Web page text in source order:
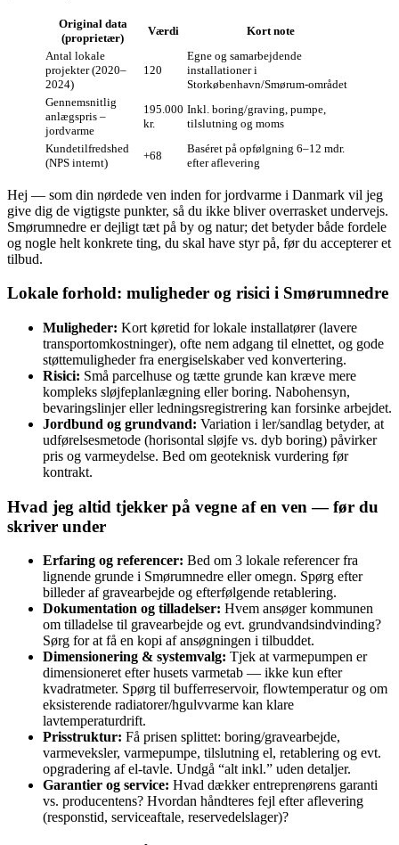
Original data
(proprietær)
Værdi
Kort note
Antal lokale
projekter (2020–
2024)
120
Egne og samarbejdende
installationer i
Storkøbenhavn/Smørum‑området
Gennemsnitlig
anlægspris –
jordvarme
195.000
kr.
Inkl. boring/graving, pumpe,
tilslutning og moms
Kundetilfredshed
(NPS internt)
+68
Baséret på opfølgning 6–12 mdr.
efter aflevering
Hej — som din nørdede ven inden for jordvarme i Danmark vil jeg
give dig de vigtigste punkter, så du ikke bliver overrasket undervejs.
Smørumnedre er dejligt tæt på by og natur; det betyder både fordele
og nogle helt konkrete ting, du skal have styr på, før du accepterer et
tilbud.
Lokale forhold: muligheder og risici i Smørumnedre
Muligheder: Kort køretid for lokale installatører (lavere
transportomkostninger), ofte nem adgang til elnettet, og gode
støttemuligheder fra energiselskaber ved konvertering.
Risici: Små parcelhuse og tætte grunde kan kræve mere
kompleks sløjfeplanlægning eller boring. Nabohensyn,
bevaringslinjer eller ledningsregistrering kan forsinke arbejdet.
Jordbund og grundvand: Variation i ler/sandlag betyder, at
udførelsesmetode (horisontal sløjfe vs. dyb boring) påvirker
pris og varmeydelse. Bed om geoteknisk vurdering før
kontrakt.
Hvad jeg altid tjekker på vegne af en ven — før du
skriver under
Erfaring og referencer: Bed om 3 lokale referencer fra
lignende grunde i Smørumnedre eller omegn. Spørg efter
billeder af gravearbejde og efterfølgende retablering.
Dokumentation og tilladelser: Hvem ansøger kommunen
om tilladelse til gravearbejde og evt. grundvandsindvinding?
Sørg for at få en kopi af ansøgningen i tilbuddet.
Dimensionering & systemvalg: Tjek at varmepumpen er
dimensioneret efter husets varmetab — ikke kun efter
kvadratmeter. Spørg til bufferreservoir, flowtemperatur og om
eksisterende radiatorer/hgulvvarme kan klare
lavtemperaturdrift.
Prisstruktur: Få prisen splittet: boring/gravearbejde,
varmeveksler, varmepumpe, tilslutning el, retablering og evt.
opgradering af el-tavle. Undgå “alt inkl.” uden detaljer.
Garantier og service: Hvad dækker entreprenørens garanti
vs. producentens? Hvordan håndteres fejl efter aflevering
(responstid, serviceaftale, reservedelslager)?